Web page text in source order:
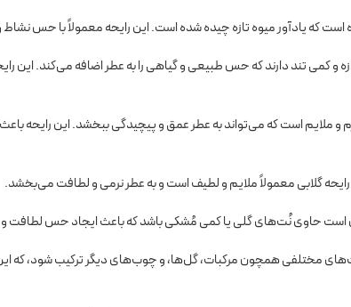
است که یادآور میوه تازه چیده شده است. این رایحه معمولاً با حس
و کمی تند دارند که حس طبیعی و گیاهی را به عطر اضافه می‌کند. این
و ملایم است که می‌تواند به عطر عمق و پیچیدگی ببخشد. این رایحه
گلابی معمولاً ملایم و لطیف است و به عطر نرمی و لطافت می‌بخشد.
است حاوی نُت‌های گلی یا کمی مُشکی باشد که باعث ایجاد حس لطافت
مختلفی همچون مرکبات، گل‌ها، و چوب‌های دیگر ترکیب شود، که